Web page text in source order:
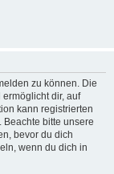
zu können. Die
dir, auf
kann registrierten
bitte unsere
bevor du dich
wenn du dich in